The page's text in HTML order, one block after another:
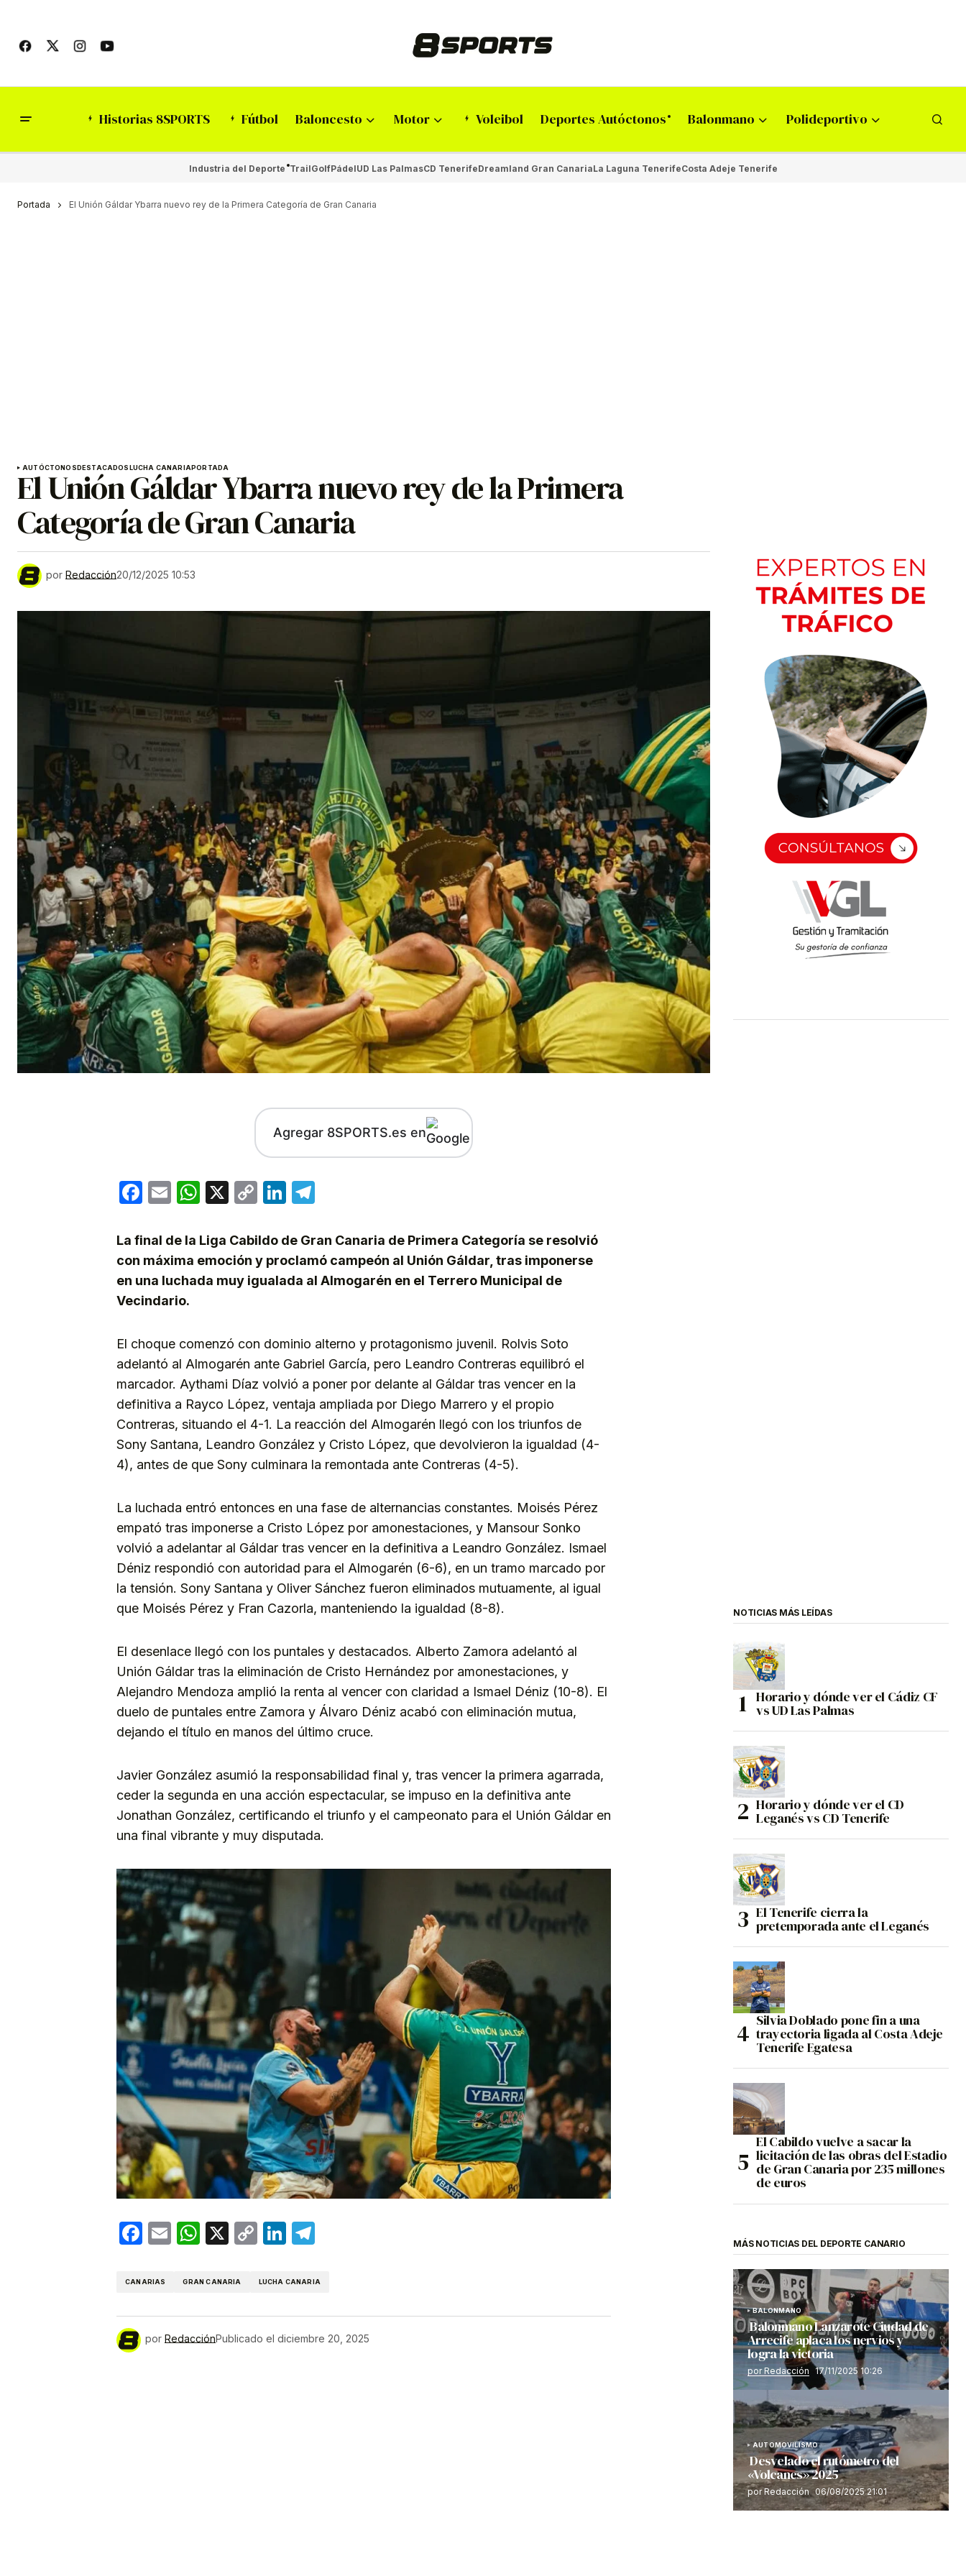
Historias 8SPORTS Fútbol Baloncesto Motor Voleibol Deportes Autóctonos Balonmano Polideportivo
Industria del Deporte TrailGolfPádelUD Las PalmasCD TenerifeDreamland Gran CanariaLa Laguna TenerifeCosta Adeje Tenerife
Portada El Unión Gáldar Ybarra nuevo rey de la Primera Categoría de Gran Canaria
AUTÓCTONOSDESTACADOSLUCHA CANARIAPORTADA
El Unión Gáldar Ybarra nuevo rey de la Primera
Categoría de Gran Canaria
por Redacción20/12/2025 10:53
Agregar 8SPORTS.es en
Facebook
EmailWhatsApp
X
CopyLinkedIn
La final de la Liga Cabildo de Gran Canaria de Primera Categoría se resolvió
con máxima emoción y proclamó campeón al Unión Gáldar, tras imponerse
en una luchada muy igualada al Almogarén en el Terrero Municipal de
Vecindario.
El choque comenzó con dominio alterno y protagonismo juvenil. Rolvis Soto
adelantó al Almogarén ante Gabriel García, pero Leandro Contreras equilibró el
marcador. Aythami Díaz volvió a poner por delante al Gáldar tras vencer en la
definitiva a Rayco López, ventaja ampliada por Diego Marrero y el propio
Contreras, situando el 4-1. La reacción del Almogarén llegó con los triunfos de
Sony Santana, Leandro González y Cristo López, que devolvieron la igualdad (4-
4), antes de que Sony culminara la remontada ante Contreras (4-5).
La luchada entró entonces en una fase de alternancias constantes. Moisés Pérez
empató tras imponerse a Cristo López por amonestaciones, y Mansour Sonko
volvió a adelantar al Gáldar tras vencer en la definitiva a Leandro González. Ismael
Déniz respondió con autoridad para el Almogarén (6-6), en un tramo marcado por
la tensión. Sony Santana y Oliver Sánchez fueron eliminados mutuamente, al igual
que Moisés Pérez y Fran Cazorla, manteniendo la igualdad (8-8).
El desenlace llegó con los puntales y destacados. Alberto Zamora adelantó al
Unión Gáldar tras la eliminación de Cristo Hernández por amonestaciones, y
Alejandro Mendoza amplió la renta al vencer con claridad a Ismael Déniz (10-8). El
duelo de puntales entre Zamora y Álvaro Déniz acabó con eliminación mutua,
dejando el título en manos del último cruce.
Javier González asumió la responsabilidad final y, tras vencer la primera agarrada,
ceder la segunda en una acción espectacular, se impuso en la definitiva ante
Jonathan González, certificando el triunfo y el campeonato para el Unión Gáldar en
una final vibrante y muy disputada.
Facebook
EmailWhatsApp
X
CopyLinkedIn
CANARIAS GRAN CANARIA LUCHA CANARIA
por RedacciónPublicado el diciembre 20, 2025
NOTICIAS MÁS LEÍDAS
Horario y dónde ver el Cádiz CF
vs UD Las Palmas
Horario y dónde ver el CD
Leganés vs CD Tenerife
El Tenerife cierra la
pretemporada ante el Leganés
Silvia Doblado pone fin a una
trayectoria ligada al Costa Adeje
Tenerife Egatesa
El Cabildo vuelve a sacar la
licitación de las obras del Estadio
de Gran Canaria por 235 millones
de euros
MÁS NOTICIAS DEL DEPORTE CANARIO
BALONMANO
Balonmano Lanzarote Ciudad de
Arrecife aplaca los nervios y
logra la victoria
por Redacción 17/11/2025 10:26
AUTOMOVILISMO
Desvelado el rutómetro del
«Volcanes» 2025
por Redacción 06/08/2025 21:01